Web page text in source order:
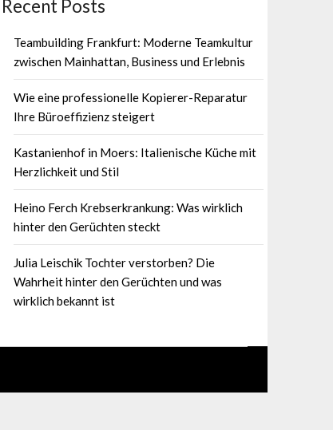
Recent Posts
Teambuilding Frankfurt: Moderne Teamkultur
zwischen Mainhattan, Business und Erlebnis
Wie eine professionelle Kopierer-Reparatur
Ihre Büroeffizienz steigert
Kastanienhof in Moers: Italienische Küche mit
Herzlichkeit und Stil
Heino Ferch Krebserkrankung: Was wirklich
hinter den Gerüchten steckt
Julia Leischik Tochter verstorben? Die
Wahrheit hinter den Gerüchten und was
wirklich bekannt ist